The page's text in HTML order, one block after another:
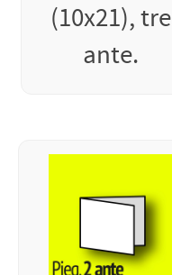
(10x21), tre
ante.